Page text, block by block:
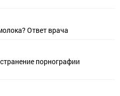
Ответ врача
порнографии